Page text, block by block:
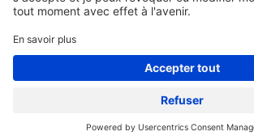
Termes et conditions
Avis légal
Suppression Optimum Connect